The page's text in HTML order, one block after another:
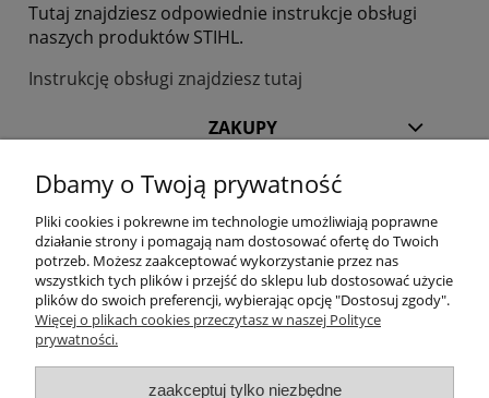
Tutaj znajdziesz odpowiednie instrukcje obsługi
naszych produktów STIHL.
Instrukcję obsługi znajdziesz tutaj
ZAKUPY
POMOC
INFORMACJE
KILKA SŁÓW O NAS
Dbamy o Twoją prywatność
Pliki cookies i pokrewne im technologie umożliwiają poprawne
działanie strony i pomagają nam dostosować ofertę do Twoich
potrzeb. Możesz zaakceptować wykorzystanie przez nas
wszystkich tych plików i przejść do sklepu lub dostosować użycie
plików do swoich preferencji, wybierając opcję "Dostosuj zgody".
Więcej o plikach cookies przeczytasz w naszej Polityce
prywatności.
zaakceptuj tylko niezbędne